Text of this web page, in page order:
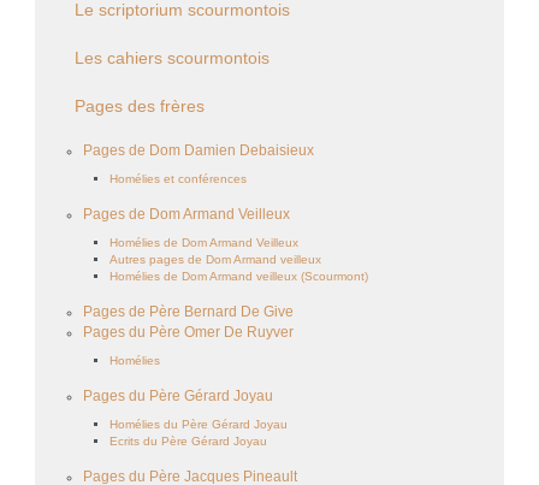
Le scriptorium scourmontois
Les cahiers scourmontois
Pages des frères
Pages de Dom Damien Debaisieux
Homélies et conférences
Pages de Dom Armand Veilleux
Homélies de Dom Armand Veilleux
Autres pages de Dom Armand veilleux
Homélies de Dom Armand veilleux (Scourmont)
Pages de Père Bernard De Give
Pages du Père Omer De Ruyver
Homélies
Pages du Père Gérard Joyau
Homélies du Père Gérard Joyau
Ecrits du Père Gérard Joyau
Pages du Père Jacques Pineault